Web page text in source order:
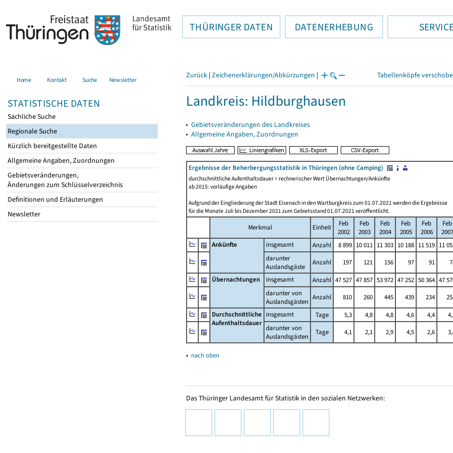
THÜRINGER DATEN DATENERHEBUNG
Home Kontakt Suche Newsletter
STATISTISCHE DATEN
Sachliche Suche
Regionale Suche
Kürzlich bereitgestellte Daten
Allgemeine Angaben, Zuordnungen
Gebietsveränderungen,
Änderungen zum Schlüsselverzeichnis
Definitionen und Erläuterungen
Newsletter
Zurück | Zeichenerklärungen/Abkürzungen | Tabellenköpfe
Landkreis: Hildburghausen
▸ Gebietsveränderungen des Landkreises
▸ Allgemeine Angaben, Zuordnungen
Ergebnisse der Beherbergungsstatistik in Thüringen (ohne Camping)
durchschnittliche Aufenthaltsdauer = rechnerischer Wert Übernachtungen/Ankünfte
ab 2015: vorläufige Angaben
Aufgrund der Eingliederung der Stadt Eisenach in den Wartburgkreis zum 01.07.2021 werden die Ergebnisse
für die Monate Juli bis Dezember 2021 zum Gebietsstand 01.07.2021 veröffentlicht.
Merkmal Einheit
Feb
2002
Feb
2003
Feb
2004
Feb
2005
Feb
2006
Feb
2007
Ankünfte
insgesamt Anzahl 8 899 10 011 11 303 10 188 11 519 11
darunter
Auslandsgäste
Anzahl 197 121 156 97 91
Übernachtungen
insgesamt Anzahl 47 527 47 857 53 972 47 252 50 364 47
darunter von
Auslandsgästen
Anzahl 810 260 445 439 234
Durchschnittliche
Aufenthaltsdauer
insgesamt Tage 5,3 4,8 4,8 4,6 4,4
darunter von
Auslandsgästen
Tage 4,1 2,1 2,9 4,5 2,6
▴ nach oben
Das Thüringer Landesamt für Statistik in den sozialen Netzwerken: